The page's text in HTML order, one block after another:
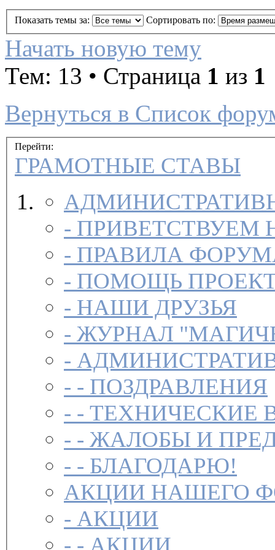
Показать темы за: Сортировать по:
Начать новую тему
Тем: 13 • Страница 1 из 1
Вернуться в Список
Перейти:
ГРАМОТНЫЕ СТАВЫ
- ПРИВЕТСТВУЕМ
-
ПРАВИЛА
- ПОМОЩЬ
- НАШИ ДРУЗЬЯ
- ЖУРНАЛ
-
- - ПОЗДРАВЛЕНИЯ
- - ТЕХНИЧЕСКИЕ
- - ЖАЛОБЫ И
- - БЛАГОДАРЮ!
АКЦИИ НАШЕГО
- АКЦИИ